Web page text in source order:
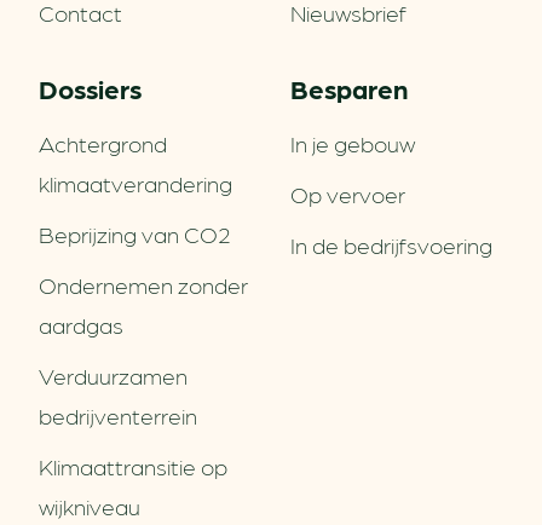
Contact
Nieuwsbrief
Dossiers
Achtergrond
klimaatverandering
Beprijzing van CO2
Ondernemen zonder
aardgas
Verduurzamen
bedrijventerrein
Klimaattransitie op
wijkniveau
Besparen
In je gebouw
Op vervoer
In de bedrijfsvoering